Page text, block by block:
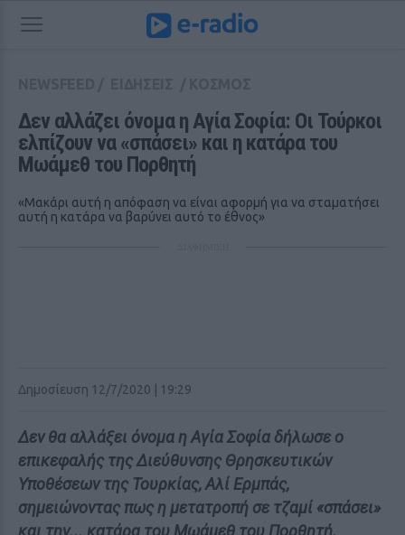
Δεν αλλάζει όνομα η Αγία Σοφία: Οι Τούρκοι
ελπίζουν να «σπάσει» και η κατάρα του
Μωάμεθ του Πορθητή
«Μακάρι αυτή η απόφαση να είναι αφορμή για να σταματήσει
αυτή η κατάρα να βαρύνει αυτό το έθνος»
Δημοσίευση 12/7/2020 | 19:29
Δεν θα αλλάξει όνομα η Αγία Σοφία δήλωσε ο
επικεφαλής της Διεύθυνσης Θρησκευτικών
Υποθέσεων της Τουρκίας, Αλί Ερμπάς,
σημειώνοντας πως η μετατροπή σε τζαμί «σπάσει»
και την... κατάρα του Μωάμεθ του Πορθητή.